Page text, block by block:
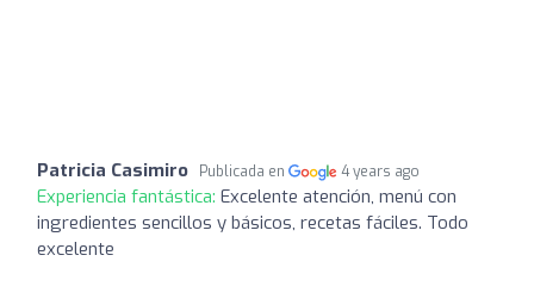
Patricia Casimiro Publicada en 4 years ago
Experiencia fantástica: Excelente atención, menú con
ingredientes sencillos y básicos, recetas fáciles. Todo
excelente